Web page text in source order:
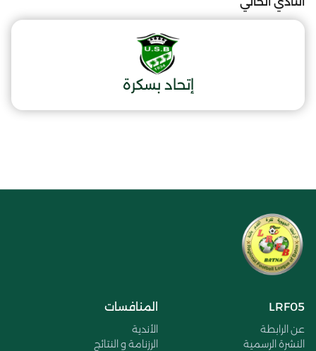
إتحاد بسكرة
LRF05
عن الرابطة
النشرة الرسمية
المنافسات
الأندية
الرزنامة و النتائج